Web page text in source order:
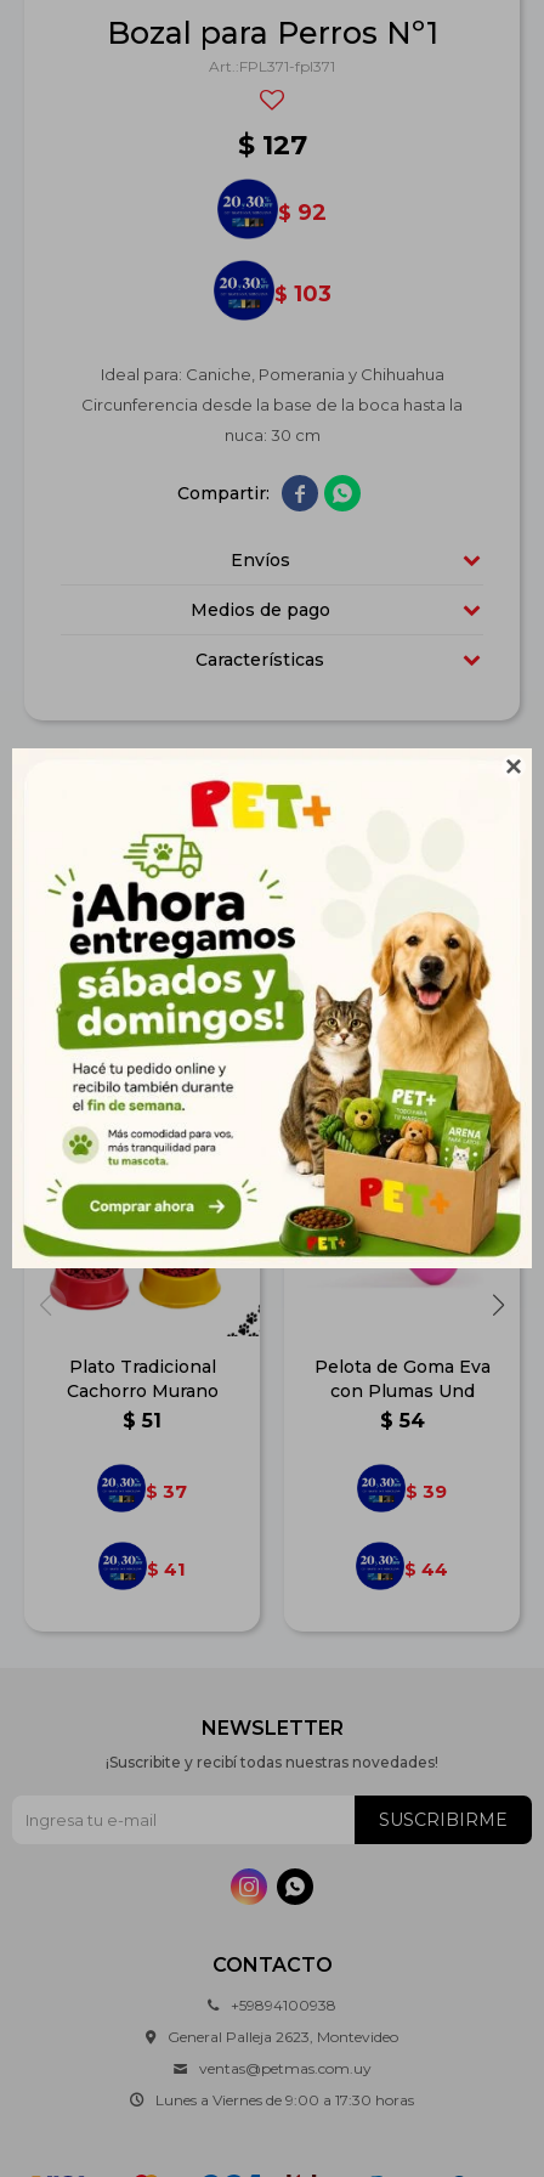

Bozal para Perros Nº1
FPL371-fpl371
$ 127
$ 92
$ 103
Ideal para: Caniche, Pomerania y Chihuahua
Circunferencia desde la base de la boca hasta la
nuca: 30 cm
 
Envíos
Medios de pago
Características
Descripción
Ideal para: Caniche, Pomerania y Chihuahua Circunferencia
desde la base de la boca hasta la nuca: 30 cm
Productos que te pueden interesar
Plato Tradicional
Cachorro Murano
$ 51
$ 37
$ 41
Pelota de Goma Eva
con Plumas Und
$ 54
$ 39
$ 44
CONTACTO
+59894100938
General Palleja 2623, Montevideo
ventas@petmas.com.uy
Lunes a Viernes de 9:00 a 17:30 horas
NEWSLETTER
¡Suscribite y recibí todas nuestras novedades!
SUSCRIBIRME
 